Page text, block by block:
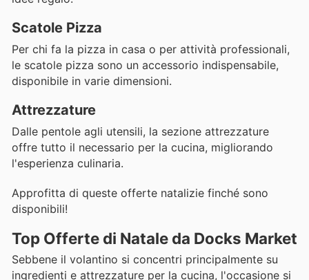
Scatole Pizza
Per chi fa la pizza in casa o per attività professionali,
le scatole pizza sono un accessorio indispensabile,
disponibile in varie dimensioni.
Attrezzature
Dalle pentole agli utensili, la sezione attrezzature
offre tutto il necessario per la cucina, migliorando
l'esperienza culinaria.
Approfitta di queste offerte natalizie finché sono
disponibili!
Top Offerte di Natale da Docks Market
Sebbene il volantino si concentri principalmente su
ingredienti e attrezzature per la cucina, l'occasione si